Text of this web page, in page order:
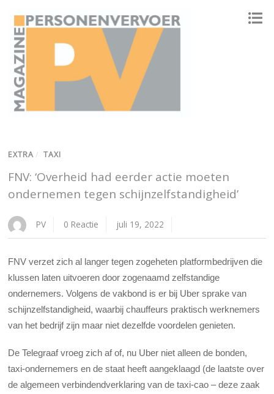
EXTRA / TAXI
FNV: ‘Overheid had eerder actie moeten
ondernemen tegen schijnzelfstandigheid’
PV 0 Reactie juli 19, 2022
FNV verzet zich al langer tegen zogeheten platformbedrijven die
klussen laten uitvoeren door zogenaamd zelfstandige
ondernemers. Volgens de vakbond is er bij Uber sprake van
schijnzelfstandigheid, waarbij chauffeurs praktisch werknemers
van het bedrijf zijn maar niet dezelfde voordelen genieten.
De Telegraaf vroeg zich af of, nu Uber niet alleen de bonden,
taxi-ondernemers en de staat heeft aangeklaagd (de laatste over
de algemeen verbindendverklaring van de taxi-cao – deze zaak